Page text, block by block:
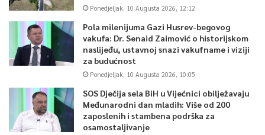
Ponedjeljak, 10 Augusta 2026, 12:12
Pola milenijuma Gazi Husrev-begovog
vakufa: Dr. Senaid Zaimović o historijskom
naslijeđu, ustavnoj snazi vakufname i viziji
za budućnost
Ponedjeljak, 10 Augusta 2026, 10:05
SOS Dječija sela BiH u Vijećnici obilježavaju
Međunarodni dan mladih: Više od 200
zaposlenih i stambena podrška za
osamostaljivanje